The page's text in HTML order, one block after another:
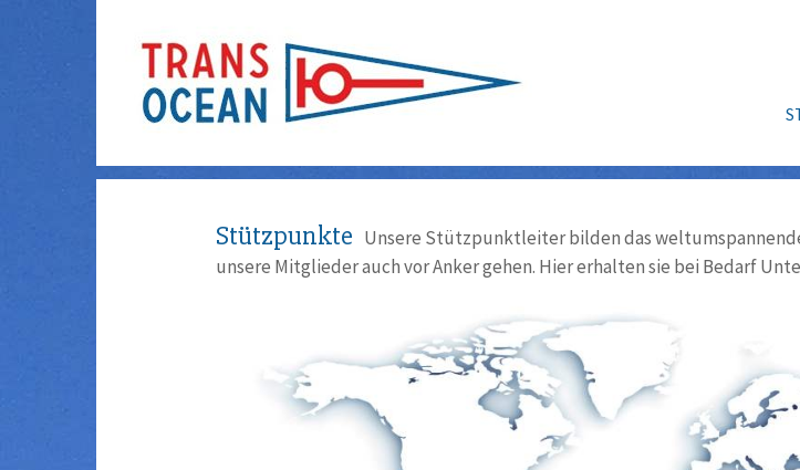
Stützpunkte Unsere Stützpunktleiter bilden das
unsere Mitglieder auch vor Anker gehen. Hier erhalten sie bei Bedarf